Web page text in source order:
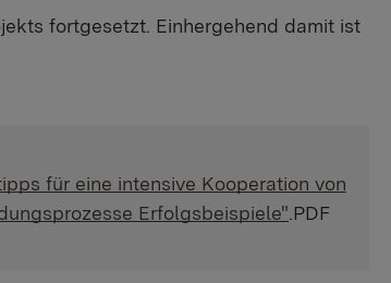
fortgesetzt. Einhergehend damit ist
für eine intensive Kooperation von
Erfolgsbeispiele".PDF